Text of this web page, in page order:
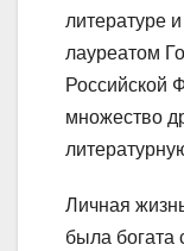
литературе
лауреатом
Российской
множество
Личная
была